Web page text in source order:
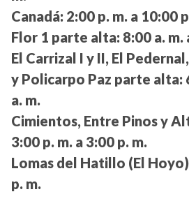
Canadá: 2:00 p. m. a 10:00
Flor 1 parte alta: 8:00 a. m.
El Carrizal I y II, El
y Policarpo Paz parte alta:
a. m.
Cimientos, Entre Pinos y
3:00 p. m. a 3:00 p. m.
Lomas del Hatillo (El
p. m.